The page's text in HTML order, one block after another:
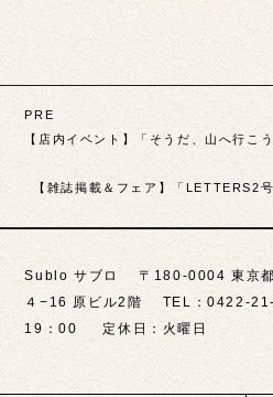
投
稿
ナ
ビ
ゲ
ー
シ
ョ
PRE
【店内イベント】「そうだ、山へ行こ
【雑誌掲載＆フェア】「LETTERS2
Sublo サブロ 〒180-0004 東京都
４−16 原ビル2階 TEL：0422-
19：00 定休日：火曜日